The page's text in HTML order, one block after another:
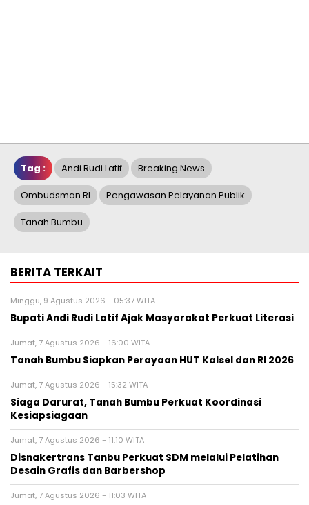
Tag : Andi Rudi Latif Breaking News
Ombudsman RI Pengawasan Pelayanan Publik
Tanah Bumbu
BERITA TERKAIT
Minggu, 9 Agustus 2026 - 05:37 WITA
Bupati Andi Rudi Latif Ajak Masyarakat Perkuat Literasi
Jumat, 7 Agustus 2026 - 16:00 WITA
Tanah Bumbu Siapkan Perayaan HUT Kalsel dan RI 2026
Jumat, 7 Agustus 2026 - 15:32 WITA
Siaga Darurat, Tanah Bumbu Perkuat Koordinasi
Kesiapsiagaan
Jumat, 7 Agustus 2026 - 11:10 WITA
Disnakertrans Tanbu Perkuat SDM melalui Pelatihan
Desain Grafis dan Barbershop
Jumat, 7 Agustus 2026 - 11:03 WITA